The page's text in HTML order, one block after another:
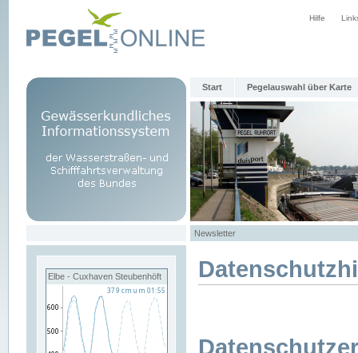
Hilfe
Start Pegelauswahl über Karte
Newsletter
Elbe - Cuxhaven Steubenhöft